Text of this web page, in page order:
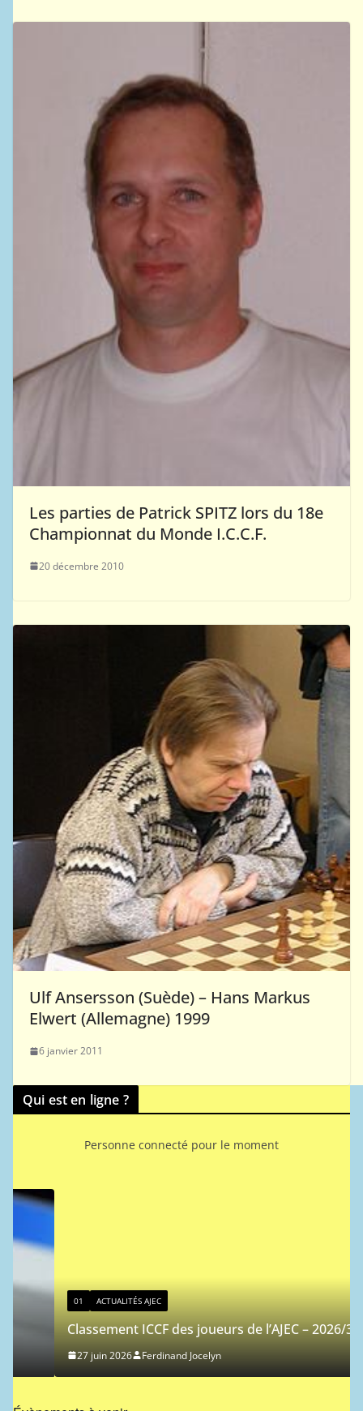
Les parties de Patrick SPITZ lors du 18e
Championnat du Monde I.C.C.F.
20 décembre 2010
Ulf Ansersson (Suède) – Hans Markus
Elwert (Allemagne) 1999
6 janvier 2011
Qui est en ligne ?
Personne connecté pour le moment
ACTUALITÉS AJEC
Classement ICCF des joueurs de l’AJEC – 2026/3
27 juin 2026 Ferdinand Jocelyn